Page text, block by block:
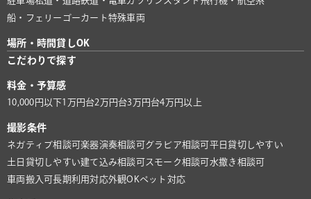
船・フェリー ゴーカート特殊車両
場所・時間貸しOK
こだわりで探す
料金・予算感
10,000円以下1万円台2万円台3万円台4万円以上
撮影条件
ネガティブ相談可楽器演奏相談可グラビア相談可平日貸切しやすい
土日貸切しやすい建て込み相談可スモーク相談可水撒き相談可
車両搬入可長期利用対応外観OKペット対応